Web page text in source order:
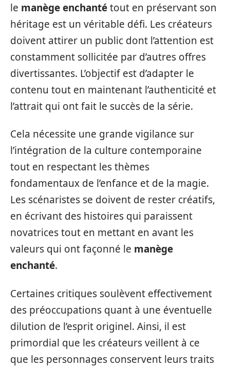
le manège enchantétout en préservant son
héritage est un véritable défi. Les créateurs
doivent attirer un public dont l’attention est
constamment sollicitée par d’autres offres
divertissantes. L’objectif est d’adapter le
contenu tout en maintenant l’authenticité et
l’attrait qui ont fait le succès de la série.
Cela nécessite une grande vigilance sur
l’intégration de la culture contemporaine
tout en respectant les thèmes
fondamentaux de l’enfance et de la magie.
Les scénaristes se doivent de rester créatifs,
en écrivant des histoires qui paraissent
novatrices tout en mettant en avant les
valeurs qui ont façonné le manège
enchanté.
Certaines critiques soulèvent effectivement
des préoccupations quant à une éventuelle
dilution de l’esprit originel. Ainsi, il est
primordial que les créateurs veillent à ce
que les personnages conservent leurs traits